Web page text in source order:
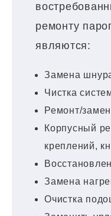
ремонту
являются:
Замена
Чистка
Ремонт/
Корпусный
креплений,
Замена
Очистка